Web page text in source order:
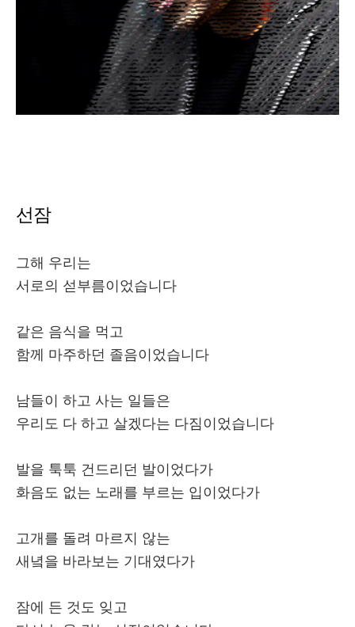
선잠
그해 우리는
서로의 섣부름이었습니다
같은 음식을 먹고
함께 마주하던 졸음이었습니다
남들이 하고 사는 일들은
우리도 다 하고 살겠다는 다짐이었습니다
발을 툭툭 건드리던 발이었다가
화음도 없는 노래를 부르는 입이었다가
고개를 돌려 마르지 않는
새녘을 바라보는 기대였다가
잠에 든 것도 잊고